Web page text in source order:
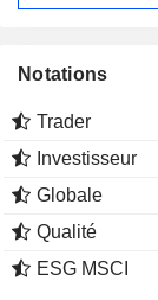
Notations
Trader
Investisseur
Globale
Qualité
ESG MSCI